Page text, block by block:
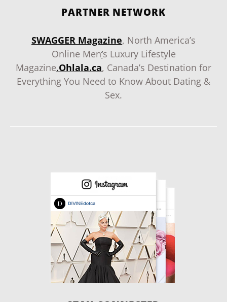
PARTNER NETWORK
SWAGGER Magazine, North America’s
Online Men‘s Luxury Lifestyle
Magazine.Ohlala.ca, Canada’s Destination for
Everything You Need to Know About Dating &
Sex.